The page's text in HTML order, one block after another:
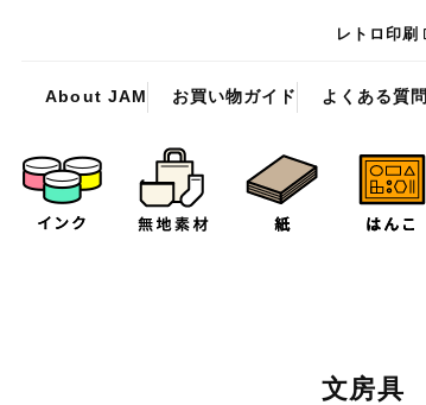
レトロ印刷
About JAM お買い物ガイド よくある質問
文房具